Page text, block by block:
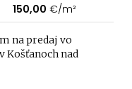
150,00 €/m²
na predaj vo
Košťanoch nad